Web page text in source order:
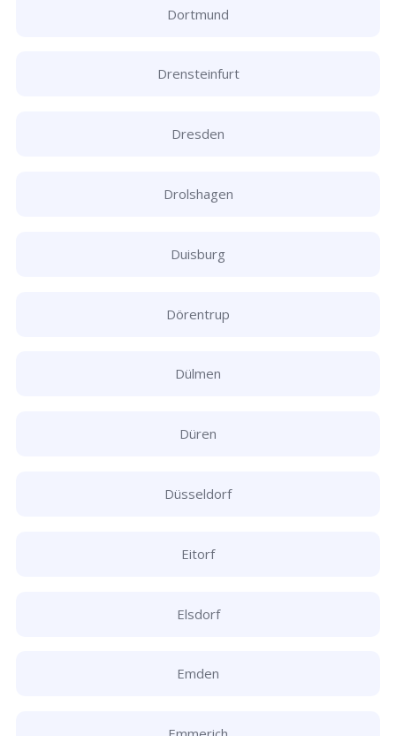
Dortmund
Drensteinfurt
Dresden
Drolshagen
Duisburg
Dörentrup
Dülmen
Düren
Düsseldorf
Eitorf
Elsdorf
Emden